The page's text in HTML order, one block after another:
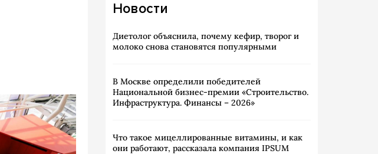
Новости
Диетолог объяснила, почему кефир, творог и
молоко снова становятся популярными
В Москве определили победителей
Национальной бизнес-премии «Строительство.
Инфраструктура. Финансы – 2026»
Что такое мицеллированные витамины, и как
они работают, рассказала компания IPSUM